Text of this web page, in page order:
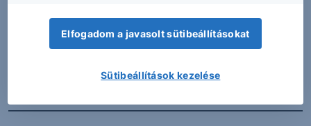
További Erste elemzések
Elfogadom a javasolt sütibeállításokat
Sütibeállítások kezelése